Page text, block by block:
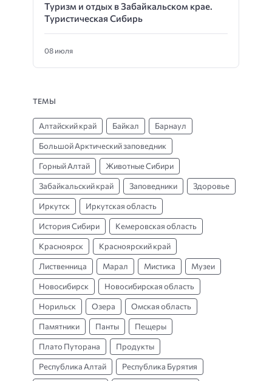
Туризм и отдых в Забайкальском крае.
Туристическая Сибирь
08 июля
ТЕМЫ
Алтайский край Байкал Барнаул
Большой Арктический заповедник
Горный Алтай Животные Сибири
Забайкальский край Заповедники Здоровье
Иркутск Иркутская область
История Сибири Кемеровская область
Красноярск Красноярский край
Лиственница Марал Мистика Музеи
Новосибирск Новосибирская область
Норильск Озера Омская область
Памятники Панты Пещеры
Плато Путорана Продукты
Республика Алтай Республика Бурятия